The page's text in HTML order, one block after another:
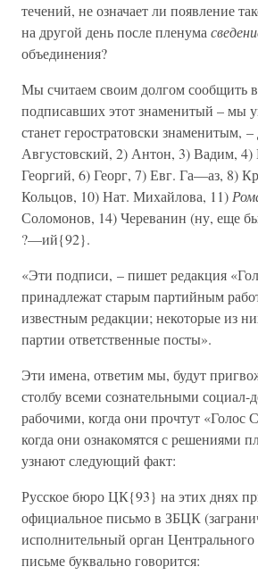
течений, не означает ли появление
на другой день после пленума
объединения?
Мы считаем своим долгом сообщить
подписавших этот знаменитый – мы
станет геростратовски знаменитым,
Августовский, 2) Антон, 3) Вадим, 4)
Георгий, 6) Георг, 7) Евг. Га—аз, 8)
Кольцов, 10) Нат. Михайлова, 11)
Соломонов, 14) Череванин (ну, еще
?—ий{92}.
«Эти подписи, – пишет редакция
принадлежат старым партийным
известным редакции; некоторые из
партии ответственные посты».
Эти имена, ответим мы, будут
столбу всеми сознательными социал-
рабочими, когда они прочтут
когда они ознакомятся с решениями
узнают следующий факт:
Русское бюро ЦК{93} на этих днях
официальное письмо в ЗБЦК
исполнительный орган
письме буквально говорится: